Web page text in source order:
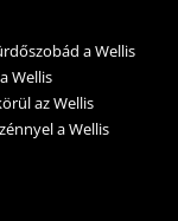
a Wellis
Wellis
az Wellis
a Wellis